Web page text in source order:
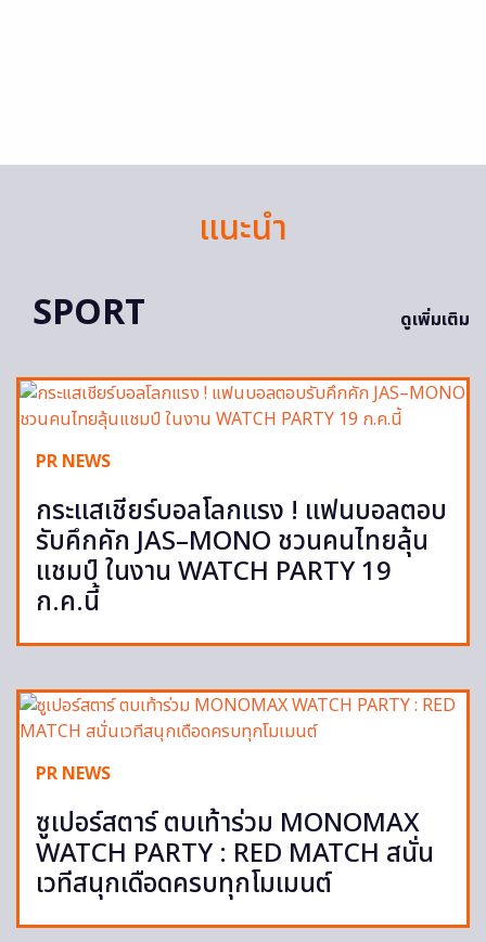
แนะนำ
SPORT
ดูเพิ่มเติม
PR NEWS
กระแสเชียร์บอลโลกแรง ! แฟนบอลตอบ
รับคึกคัก JAS–MONO ชวนคนไทยลุ้น
แชมป์ ในงาน WATCH PARTY 19
ก.ค.นี้
PR NEWS
ซูเปอร์สตาร์ ตบเท้าร่วม MONOMAX
WATCH PARTY : RED MATCH สนั่น
เวทีสนุกเดือดครบทุกโมเมนต์